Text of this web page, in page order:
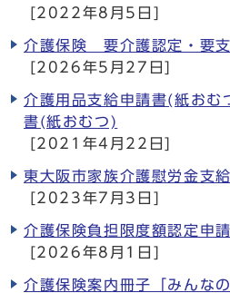
[2022年8月5日]
介護保険 要介護認定・要
[2026年5月27日]
介護用品支給申請書(紙おむ
書(紙おむつ)
[2021年4月22日]
東大阪市家族介護慰労金支
[2023年7月3日]
介護保険負担限度額認定申
[2026年8月1日]
介護保険案内冊子「みんな